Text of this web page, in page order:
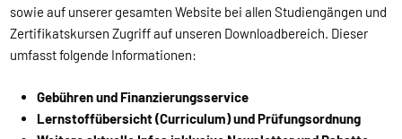
sowie auf unserer gesamten Website bei allen Studiengängen und
Zertifikatskursen Zugriff auf unseren Downloadbereich. Dieser
umfasst folgende Informationen:
Gebühren und Finanzierungsservice
Lernstoffübersicht (Curriculum) und Prüfungsordnung